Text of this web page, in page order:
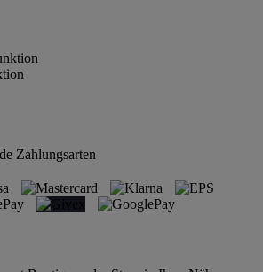
Zahlungsarten